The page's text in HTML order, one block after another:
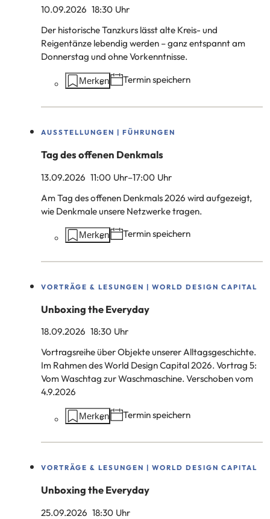
10.09.2026 18:30 Uhr
Der historische Tanzkurs lässt alte Kreis- und
Reigentänze lebendig werden – ganz entspannt am
Donnerstag und ohne Vorkenntnisse.
Aktionen
dieser
Merken Termin speichern
AUSSTELLUNGEN | FÜHRUNGEN
Tag des offenen Denkmals
13.09.2026 11:00 Uhr–17:00 Uhr
Am Tag des offenen Denkmals 2026 wird aufgezeigt,
wie Denkmale unsere Netzwerke tragen.
Aktionen
dieser
Merken Termin speichern
VORTRÄGE & LESUNGEN | WORLD DESIGN CAPITAL
Unboxing the Everyday
18.09.2026 18:30 Uhr
Vortragsreihe über Objekte unserer Alltagsgeschichte.
Im Rahmen des World Design Capital 2026. Vortrag 5:
Vom Waschtag zur Waschmaschine. Verschoben vom
4.9.2026
Aktionen
dieser
Merken Termin speichern
VORTRÄGE & LESUNGEN | WORLD DESIGN CAPITAL
Unboxing the Everyday
25.09.2026 18:30 Uhr